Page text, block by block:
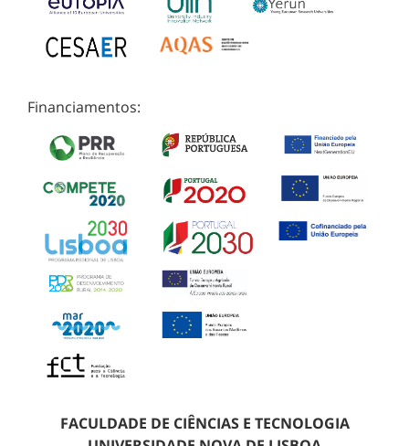
Financiamentos:
FACULDADE DE CIÊNCIAS E TECNOLOGIA